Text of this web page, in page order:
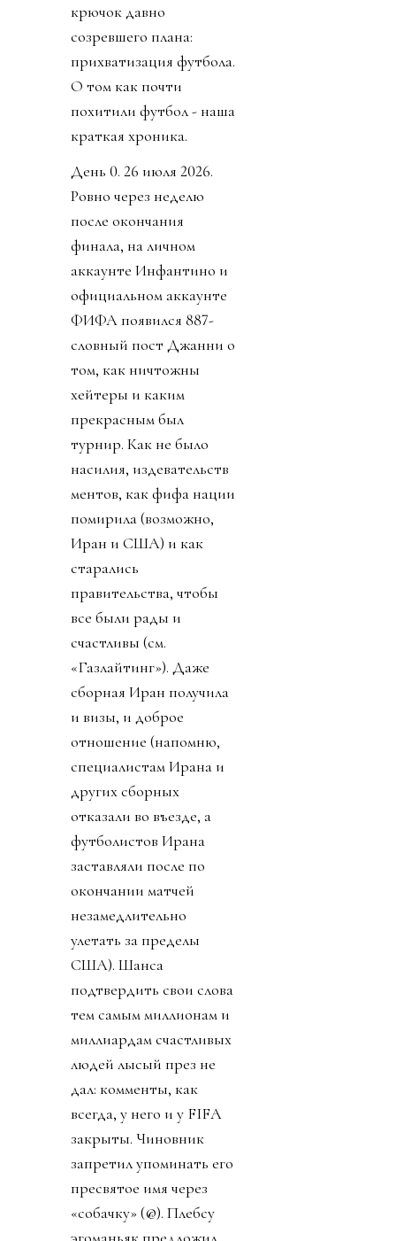
крючок давно
созревшего плана:
прихватизация футбола.
О том как почти
похитили футбол - наша
краткая хроника.
День 0. 26 июля 2026.
Ровно через неделю
после окончания
финала, на личном
аккаунте Инфантино и
официальном аккаунте
ФИФА появился 887-
словный пост Джанни о
том, как ничтожны
хейтеры и каким
прекрасным был
турнир. Как не было
насилия, издевательств
ментов, как фифа нации
помирила (возможно,
Иран и США) и как
старались
правительства, чтобы
все были рады и
счастливы (см.
«Газлайтинг»). Даже
сборная Иран получила
и визы, и доброе
отношение (напомню,
специалистам Ирана и
других сборных
отказали во въезде, а
футболистов Ирана
заставляли после по
окончании матчей
незамедлительно
улетать за пределы
США). Шанса
подтвердить свои слова
тем самым миллионам и
миллиардам счастливых
людей лысый през не
дал: комменты, как
всегда, у него и у FIFA
закрыты. Чиновник
запретил упоминать его
пресвятое имя через
«собачку» (@). Плебсу